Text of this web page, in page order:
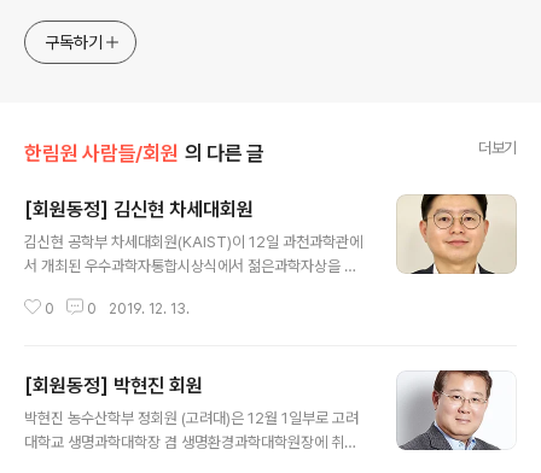
구독하기
한림원 사람들/회원 의 다른 글 더보기
[회원동정] 김신현 차세대회원
김신현 공학부 차세대회원(KAIST)이 12일 과천과학관에
서 개최된 우수과학자통합시상식에서 젊은과학자상을 수
와 발전잠재력을 인정되는 우수과학기술인에게 수여된다.
으며, 이 기술은 디스플레이센서, 위변조방지 소재, 심미성
색소재로 활용 가능하고, 잔류 약물 검출 등 다양한 응용이
가능한 캡슐형 센서 소재를 개발한 업적을 인정 받았다
0 0 2019. 12. 13.
[회원동정] 박현진 회원
박현진 농수산학부 정회원 (고려대)은 12월 1일부로 고려
대학교 생명과학대학장 겸 생명환경과학대학원장에 취임